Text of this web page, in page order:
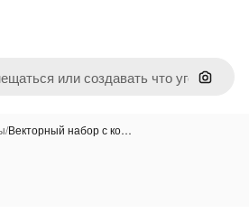
Поиск
/Векторный набор с ко…